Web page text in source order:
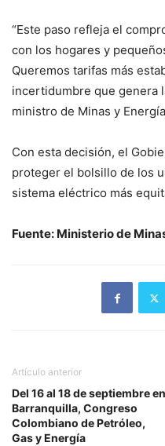
“Este paso refleja el
con los hogares y
Queremos tarifas más
incertidumbre que genera
ministro de Minas y
Con esta decisión, el
proteger el bolsillo de los
sistema eléctrico más
Fuente: Ministerio de
Artículo anterior
Del 16 al 18 de septiembre en
Barranquilla, Congreso
Colombiano de Petróleo,
Gas y Energía